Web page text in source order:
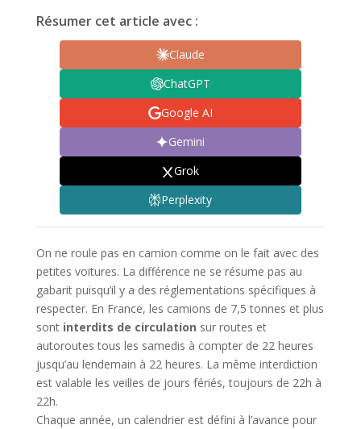
Résumer cet article avec :
Claude
ChatGPT
Google AI
Gemini
Grok
Perplexity
On ne roule pas en camion comme on le fait avec des
petites voitures. La différence ne se résume pas au
gabarit puisqu’il y a des réglementations spécifiques à
respecter. En France, les camions de 7,5 tonnes et plus
sont interdits de circulation sur routes et
autoroutes tous les samedis à compter de 22 heures
jusqu’au lendemain à 22 heures. La même interdiction
est valable les veilles de jours fériés, toujours de 22h à
22h.
Chaque année, un calendrier est défini à l’avance pour